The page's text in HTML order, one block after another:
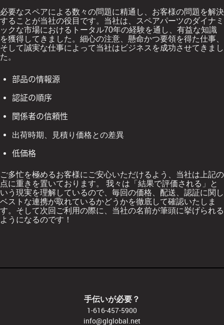
必要なスペアによる数々の問題に精通し、お客様の問題を解決
することが当社の役目です。当社は、スペアパーツのダイナミ
ックな市場におけるトータル70年の経験を通し、有益な知識
を獲得してきました。細心の注意、懸命かつ要領を得た仕事、
そして誠実な仕事によって当社はビジネスを成功させてきまし
た。
部品の情報源
認証の順序
関係者の信頼性
出荷時期、見積り価格との差異
低価格
ご多忙を極めるお客様にご安心いただけるよう、当社は上記の
点に重きを置いております。
我々は「結果で評価される」と
いう現実を理解しているので、毎回の価格、配送、認証に関し
ベストな連携が取れているかどうかを徹底して確認いたしま
す。そして次回ご利用の際に、当社の名前が筆頭に挙げられる
ようになるのです！
手伝いが必要？
1-616-457-5900
info@glglobal.net